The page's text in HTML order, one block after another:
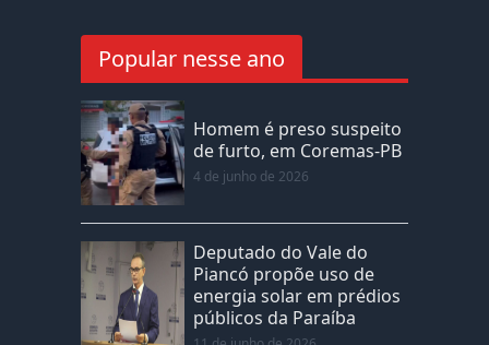
Popular nesse ano
Homem é preso suspeito
de furto, em Coremas-PB
4 de junho de 2026
Deputado do Vale do
Piancó propõe uso de
energia solar em prédios
públicos da Paraíba